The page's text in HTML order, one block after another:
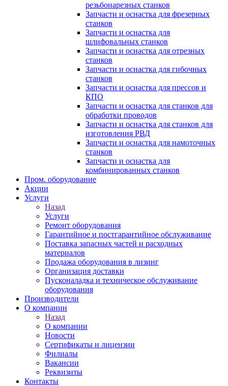
резьбонарезных станков
Запчасти и оснастка для фрезерных
станков
Запчасти и оснастка для
шлифовальных станков
Запчасти и оснастка для отрезных
станков
Запчасти и оснастка для гибочных
станков
Запчасти и оснастка для прессов и
КПО
Запчасти и оснастка для станков для
обработки проводов
Запчасти и оснастка для станков для
изготовления РВД
Запчасти и оснастка для намоточных
станков
Запчасти и оснастка для
комбинированных станков
Пром. оборудование
Акции
Услуги
Назад
Услуги
Ремонт оборудования
Гарантийное и постгарантийное обслуживание
Поставка запасных частей и расходных
материалов
Продажа оборудования в лизинг
Организация доставки
Пусконаладка и техническое обслуживание
оборудования
Производители
О компании
Назад
О компании
Новости
Сертификаты и лицензии
Филиалы
Вакансии
Реквизиты
Контакты